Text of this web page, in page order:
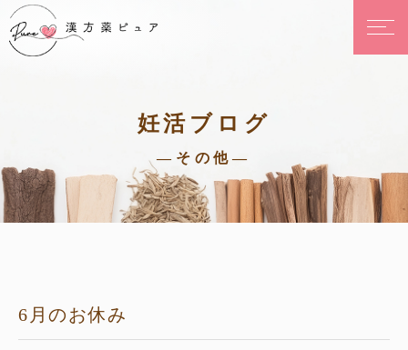
妊活ブログ
—その他—
6月のお休み